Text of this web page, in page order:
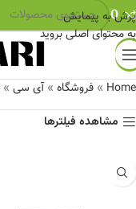
پرش به پیمایش
به محتوای اصلی بروید
0
Home
» فروشگاه »آی سی »
مشاهده فیلترها